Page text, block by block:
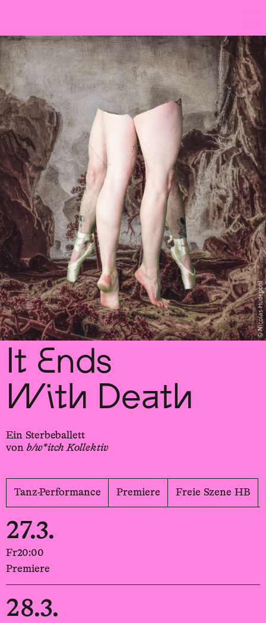
Nicolas Hüdepohl
It Ends
With Death
Ein Sterbeballett
von b/w*itch Kollektiv
Tanz-Performance Premiere Freie Szene HB
27.3.
Fr20:00
Premiere
28.3.